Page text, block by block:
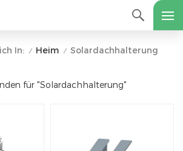
In: / Heim / Solardachhalterung
für "Solardachhalterung"